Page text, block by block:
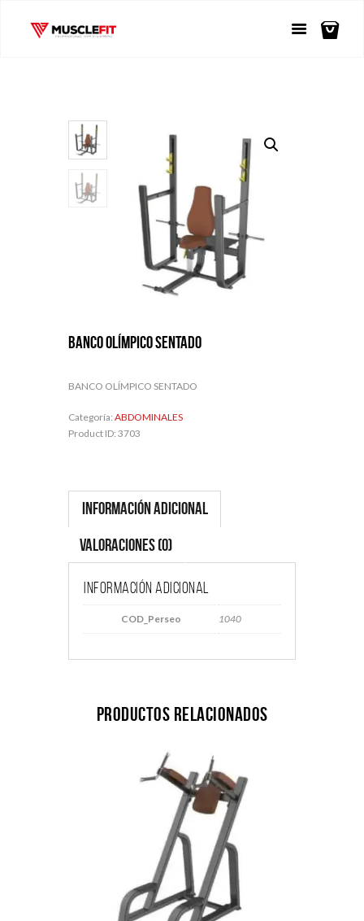
BANCO OLÍMPICO SENTADO
BANCO OLÍMPICO SENTADO
Categoría: ABDOMINALES
Product ID: 3703
Información adicional
Valoraciones (0)
Información adicional
COD_Perseo 1040
Productos relacionados